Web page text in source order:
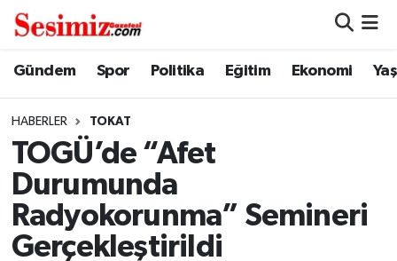
Gündem Spor Politika Eğitim Ekonomi
HABERLER TOKAT
TOGÜ’de “Afet
Durumunda
Radyokorunma” Semineri
Gerçekleştirildi
Dünya
Ekonomi
Genel
Gündem
Nöbetçi Eczaneler
Namaz Vakitleri
Trafik Durumu
Süper Lig Puan Durumu ve Fikstür